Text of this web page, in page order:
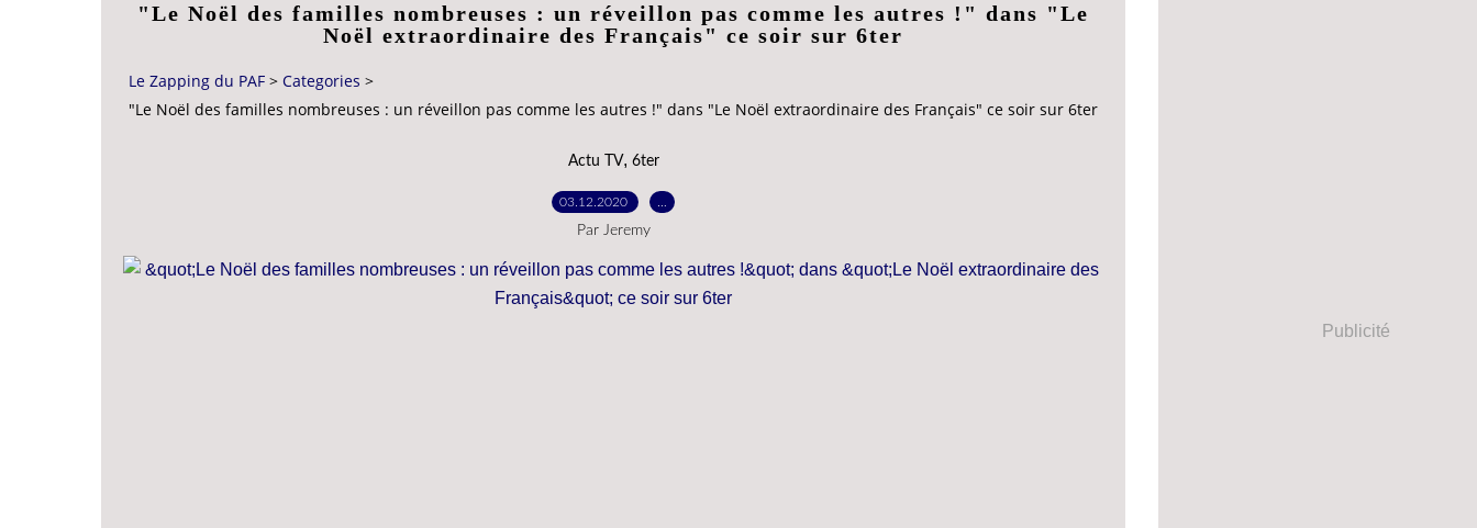
"Le Noël des familles nombreuses : un réveillon pas comme les autres !" dans "Le
Noël extraordinaire des Français" ce soir sur 6ter
Le Zapping du PAF > Categories >
"Le Noël des familles nombreuses : un réveillon pas comme les autres !" dans "Le Noël extraordinaire des Français" ce soir sur 6ter
Actu TV, 6ter
03.12.2020
Par Jeremy
Publicité